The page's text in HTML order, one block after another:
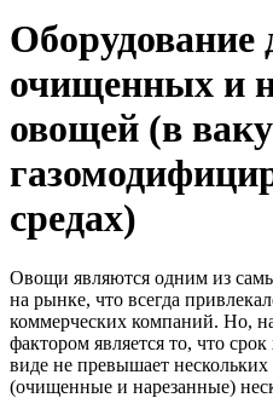
Оборудование
очищенных и
овощей (в
средах)
Овощи являются одним из
на рынке, что всегда
коммерческих компаний. Но,
фактором является то, что
виде не превышает
(очищенные и нарезанные)